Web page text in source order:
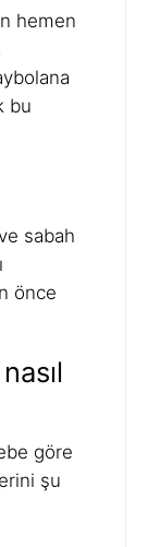
hemen
bu
sabah
önce
göre
şu